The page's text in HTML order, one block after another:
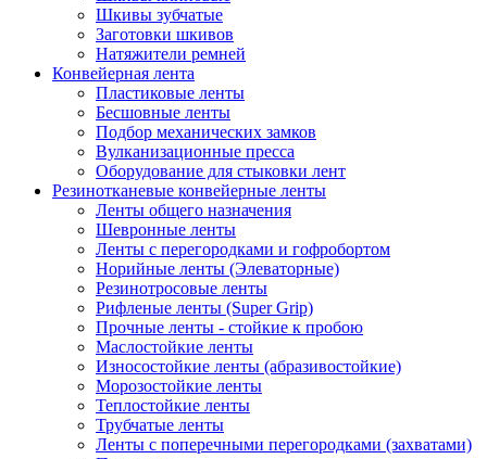
Шкивы зубчатые
Заготовки шкивов
Натяжители ремней
Конвейерная лента
Пластиковые ленты
Бесшовные ленты
Подбор механических замков
Вулканизационные пресса
Оборудование для стыковки лент
Резинотканевые конвейерные ленты
Ленты общего назначения
Шевронные ленты
Ленты с перегородками и гофробортом
Норийные ленты (Элеваторные)
Резинотросовые ленты
Рифленые ленты (Super Grip)
Прочные ленты - стойкие к пробою
Маслостойкие ленты
Износостойкие ленты (абразивостойкие)
Морозостойкие ленты
Теплостойкие ленты
Трубчатые ленты
Ленты с поперечными перегородками (захватами)